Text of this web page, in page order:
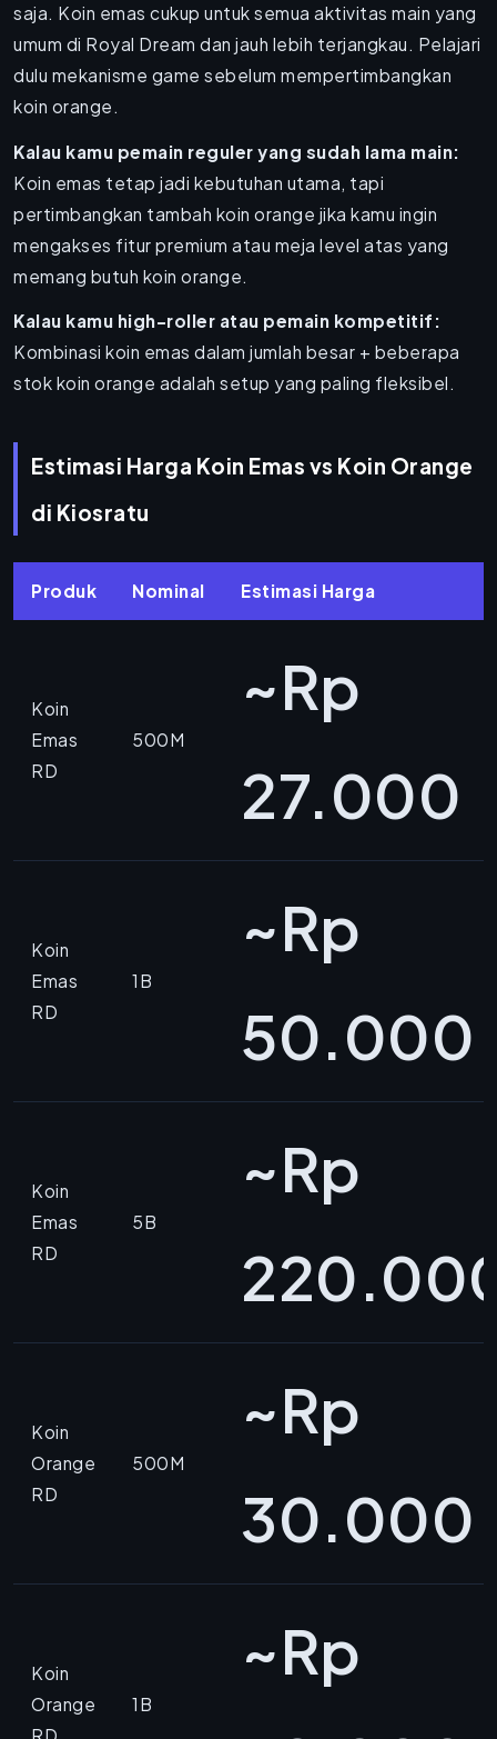
saja. Koin emas cukup untuk semua aktivitas main yang
umum di Royal Dream dan jauh lebih terjangkau. Pelajari
dulu mekanisme game sebelum mempertimbangkan
koin orange.
Kalau kamu pemain reguler yang sudah lama main:
Koin emas tetap jadi kebutuhan utama, tapi
pertimbangkan tambah koin orange jika kamu ingin
mengakses fitur premium atau meja level atas yang
memang butuh koin orange.
Kalau kamu high-roller atau pemain kompetitif:
Kombinasi koin emas dalam jumlah besar + beberapa
stok koin orange adalah setup yang paling fleksibel.
Estimasi Harga Koin Emas vs Koin Orange
di Kiosratu
Produk Nominal Estimasi Harga
Koin
Emas
RD
500M
~Rp
27.000
Koin
Emas
RD
1B
~Rp
50.000
Koin
Emas
RD
5B
~Rp
Koin
Orange
RD
500M
~Rp
30.000
Koin
Orange
1B
~Rp